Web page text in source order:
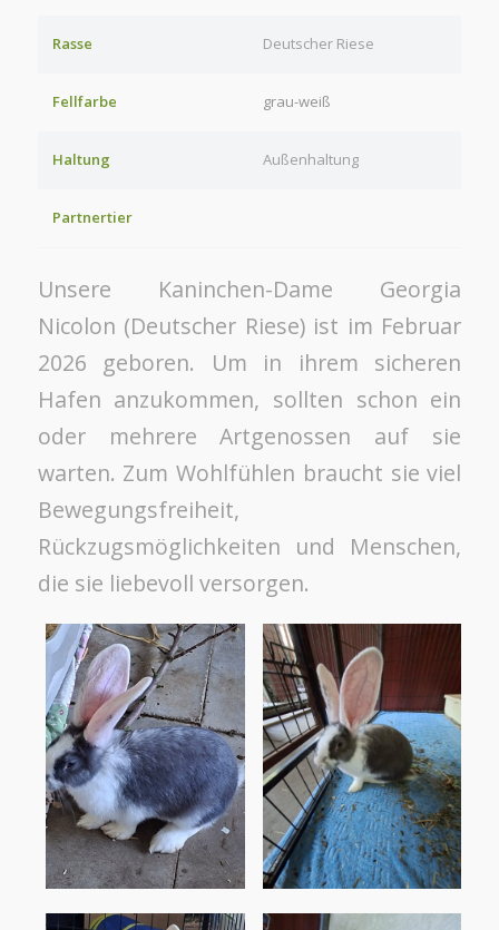
Rasse Deutscher Riese
Fellfarbe grau-weiß
Haltung Außenhaltung
Partnertier
Unsere Kaninchen-Dame Georgia
Nicolon (Deutscher Riese) ist im Februar
2026 geboren. Um in ihrem sicheren
Hafen anzukommen, sollten schon ein
oder mehrere Artgenossen auf sie
warten. Zum Wohlfühlen braucht sie viel
Bewegungsfreiheit,
Rückzugsmöglichkeiten und Menschen,
die sie liebevoll versorgen.